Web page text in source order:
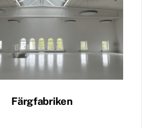
Färgfabriken